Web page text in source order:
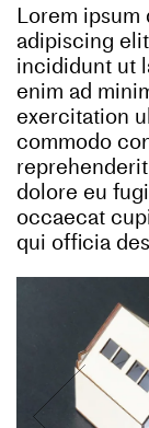
Lorem
adipiscing
incididunt ut
enim ad
exercitation
commodo
dolore eu
occaecat
qui officia